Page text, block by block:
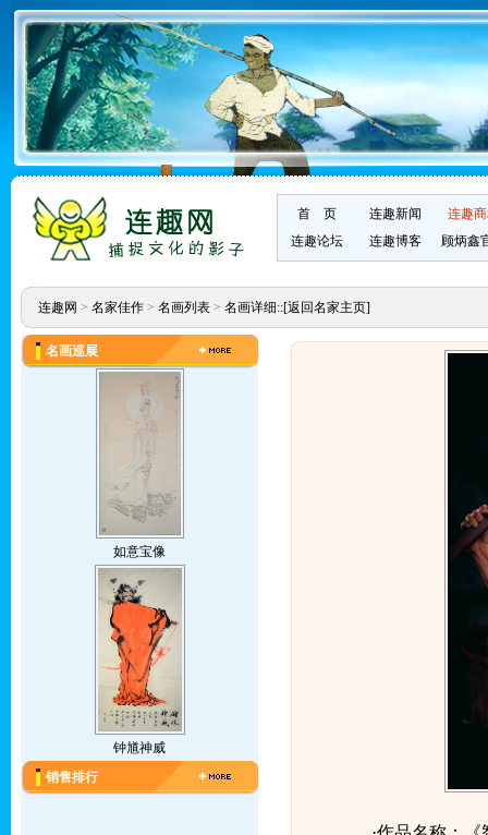
首 页 连趣新闻
连趣
连趣论坛
连趣博客 顾炳鑫
连趣网 > 名家佳作> 名画列表> 名画详细::[返回名家主页]
名画巡展
如意宝像
钟馗神威
销售排行